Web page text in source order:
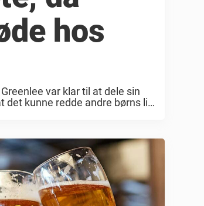
hos
var klar til at dele sin
kunne redde andre børns liv.